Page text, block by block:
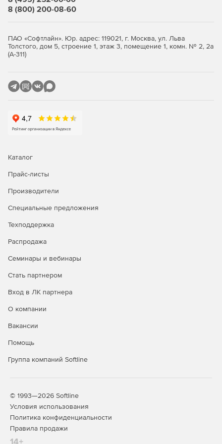
пространственных деревьев;
методов, фотореалистическое отображение,
отображение с поддержкой нескольких видовых
поддержка динамических сечений;
полуавтоматическая и ручная фильтрация данных;
автоматическая идентификация земли;
создание триангуляционных моделей, включая
полуавтоматическая и ручная векторизация;
измерения длин и площадей;
вычисление прямых объемов по данным облаков
точек и проектных поверхностей.
Основные преимущества
2,5 млрд точек.
Специальные методы навигации по облакам точек.
данными.
Полная интеграция со средой nanoCAD и
возможность интеграции со сторонними
вертикальными приложениями.
8 (800) 200-08-60
ПАО «Софтлайн». Юр. адрес: 119021, г. Москва, ул. Льва
Толстого, дом 5, строение 1, этаж 3, помещение 1, комн. № 2, 2а
(А-311)
Каталог
Прайс-листы
Производители
Специальные предложения
Техподдержка
Распродажа
Семинары и вебинары
Стать партнером
Вход в ЛК партнера
О компании
Вакансии
Помощь
Группа компаний Softline
© 1993—2026 Softline
Условия использования
Политика конфиденциальности
Правила продажи
14+